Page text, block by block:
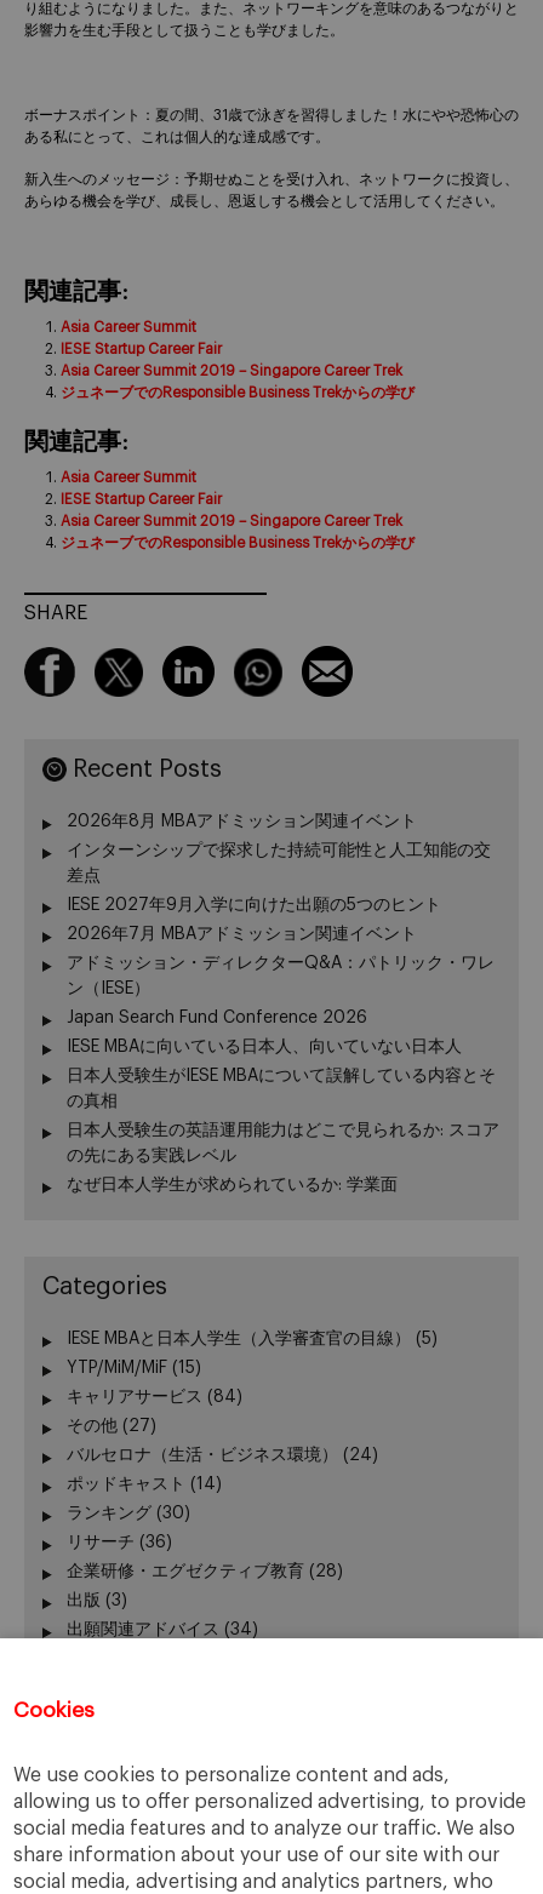
Cookies
We use cookies to personalize content and ads,
allowing us to offer personalized advertising, to provide
social media features and to analyze our traffic. We also
share information about your use of our site with our
social media, advertising and analytics partners, who
り組むようになりました。また、ネットワーキングを意味のあるつながりと
影響力を生む手段として扱うことも学びました。
ボーナスポイント：夏の間、31歳で泳ぎを習得しました！水にやや恐怖心の
ある私にとって、これは個人的な達成感です。
新入生へのメッセージ：予期せぬことを受け入れ、ネットワークに投資し、
あらゆる機会を学び、成長し、恩返しする機会として活用してください。
関連記事:
Asia Career Summit
IESE Startup Career Fair
Asia Career Summit 2019 – Singapore Career Trek
ジュネーブでのResponsible Business Trekからの学び
関連記事:
Asia Career Summit
IESE Startup Career Fair
Asia Career Summit 2019 – Singapore Career Trek
ジュネーブでのResponsible Business Trekからの学び
SHARE
Recent Posts
2026年8月 MBAアドミッション関連イベント
インターンシップで探求した持続可能性と人工知能の交
差点
IESE 2027年9月入学に向けた出願の5つのヒント
2026年7月 MBAアドミッション関連イベント
アドミッション・ディレクターQ&A：パトリック・ワレ
ン（IESE）
Japan Search Fund Conference 2026
IESE MBAに向いている日本人、向いていない日本人
日本人受験生がIESE MBAについて誤解している内容とそ
の真相
日本人受験生の英語運用能力はどこで見られるか: スコア
の先にある実践レベル
なぜ日本人学生が求められているか: 学業面
Categories
IESE MBAと日本人学生（入学審査官の目線）
(5)
YTP/MiM/MiF (15)
キャリアサービス (84)
その他 (27)
バルセロナ（生活・ビジネス環境）
(24)
ポッドキャスト (14)
ランキング (30)
リサーチ (36)
企業研修・エグゼクティブ教育 (28)
出版 (3)
出願関連アドバイス (34)
卒業生向けイベント
在校生の活躍(42)
報道発表、レポート(24)
学長(24)
授業(130)